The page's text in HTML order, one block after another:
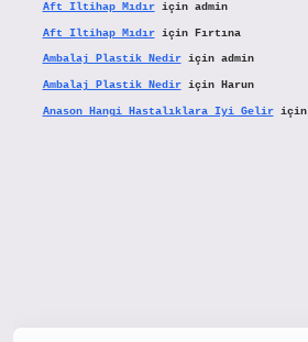
Aft Iltihap Mıdıriçin admin
Aft Iltihap Mıdıriçin Fırtına
Ambalaj Plastik Nediriçin admin
Ambalaj Plastik Nediriçin Harun
Anason Hangi Hastalıklara Iyi Geliriçin